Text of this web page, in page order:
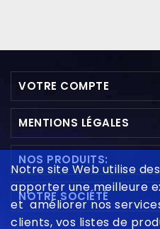
Notre site Web utilise
apporter une meilleure
et améliorer nos
clients, vos listes de
VOTRE COMPTE
MENTIONS LÉGALES
NOS PRODUITS:
NOTRE SOCIÉTÉ